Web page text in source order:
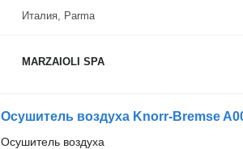
Италия, Parma
MARZAIOLI SPA
Осушитель воздуха